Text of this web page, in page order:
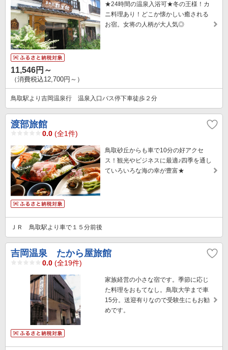
★24時間の温泉入浴可★冬の王様！カ
ニ料理あり！どこか懐かしい癒される
お宿。女将の人柄が大人気◎
11,546円～
（消費税込12,700円～）
鳥取駅より吉岡温泉行 温泉入口バス停下車徒歩２分
渡部旅館
0.0 (全1件)
鳥取砂丘からも車で10分の好アクセ
ス！観光やビジネスに最適♪四季を通し
ていろいろな海の幸が豊富★
ＪＲ 鳥取駅より車で１５分前後
吉岡温泉 たから屋旅館
0.0 (全19件)
家族経営の小さな宿です。季節に応じ
た料理をおもてなし。鳥取大学まで車
15分。送迎有りなので受験生にもお勧
めです。